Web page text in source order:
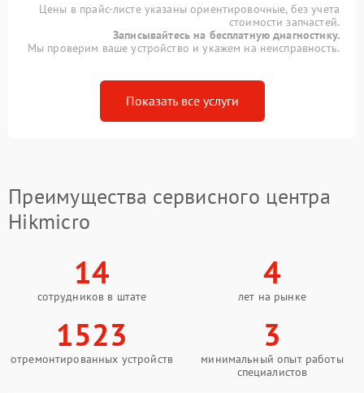
Цены в прайс-листе указаны ориентировочные, без учета
стоимости запчастей.
Записывайтесь на бесплатную диагностику.
Мы проверим ваше устройство и укажем на неисправность.
Показать все услуги
Преимущества сервисного центра
Hikmicro
14
сотрудников в штате
4
лет на рынке
1523
отремонтированных устройств
3
минимальный опыт работы
специалистов